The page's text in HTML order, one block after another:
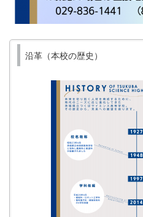
沿革（本校の歴史）